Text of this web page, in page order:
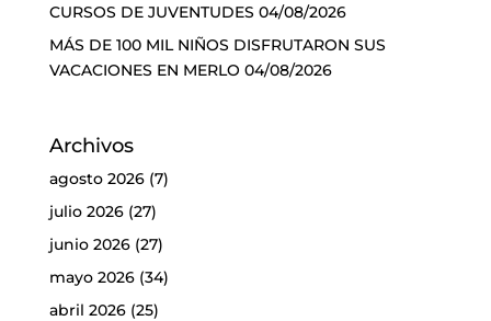
CURSOS DE JUVENTUDES 04/08/2026
MÁS DE 100 MIL NIÑOS DISFRUTARON SUS
VACACIONES EN MERLO 04/08/2026
Archivos
agosto 2026(7)
julio 2026(27)
junio 2026(27)
mayo 2026(34)
abril 2026(25)